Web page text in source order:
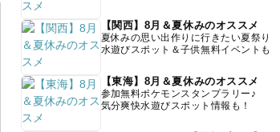
【関西】8月＆夏休みのオススメ
夏休みの思い出作りに行きたい夏祭り
水遊びスポット＆子供無料イベントも
【東海】8月＆夏休みのオススメ
参加無料ポケモンスタンプラリー♪
気分爽快水遊びスポット情報も！